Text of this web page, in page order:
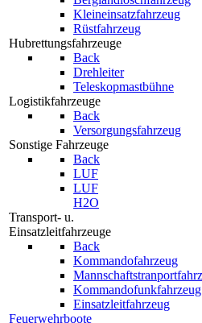
Kleineinsatzfahrzeug
Rüstfahrzeug
Hubrettungsfahrzeuge
Back
Drehleiter
Teleskopmastbühne
Logistikfahrzeuge
Back
Versorgungsfahrzeug
Sonstige Fahrzeuge
Back
LUF
LUF
H2O
Transport- u.
Einsatzleitfahrzeuge
Back
Kommandofahrzeug
Kommandofunkfahrzeug
Einsatzleitfahrzeug
Feuerwehrboote